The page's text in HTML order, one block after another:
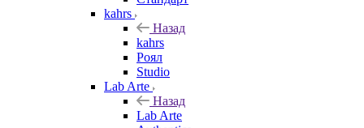
kahrs
Назад
kahrs
Роял
Studio
Lab Arte
Назад
Lab Arte